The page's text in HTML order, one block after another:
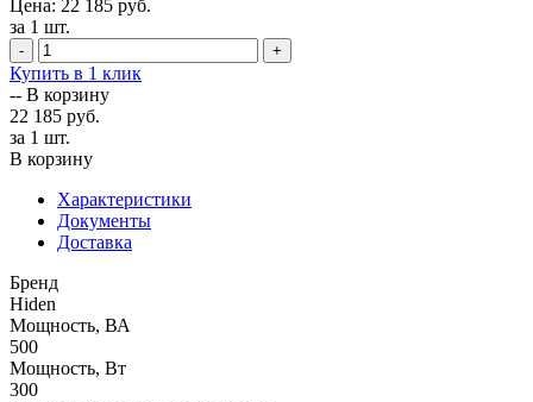
Цена: 22 185 руб.
за 1 шт.
- +
Купить в 1 клик
-- В корзину
22 185 руб.
за 1 шт.
В корзину
Характеристики
Документы
Доставка
Бренд
Hiden
Мощность, ВА
500
Мощность, Вт
300